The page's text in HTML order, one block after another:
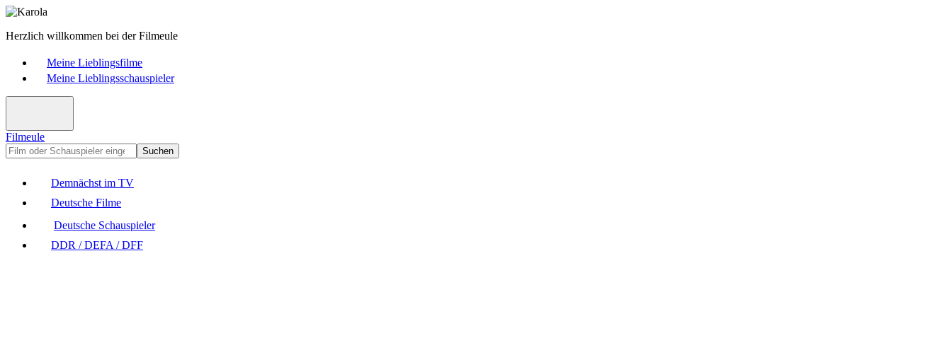
Herzlich willkommen bei der Filmeule
Meine Lieblingsfilme
Meine Lieblingsschauspieler
Filmeule
Suchen
Demnächst im TV
Deutsche Filme
Deutsche Schauspieler
DDR / DEFA / DFF